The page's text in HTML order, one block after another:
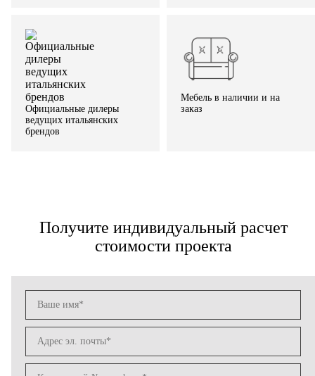
Официальные дилеры
ведущих итальянских
брендов
Мебель в наличии и на
заказ
Получите индивидуальный расчет
стоимости проекта